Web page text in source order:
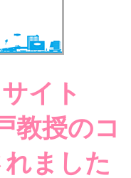
イト
教授のコ
ました